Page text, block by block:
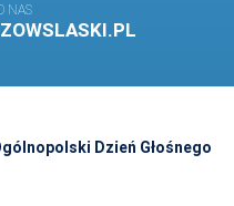
NAS
Dzień Głośnego